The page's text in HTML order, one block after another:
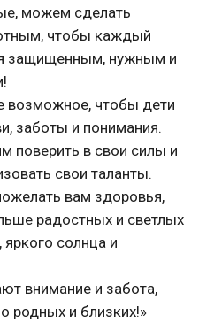
можем сделать
чтобы каждый
защищенным, нужным и
возможное, чтобы дети
заботы и понимания.
поверить в свои силы и
свои таланты.
вам здоровья,
радостных и светлых
солнца и
внимание и забота,
родных и близких!»